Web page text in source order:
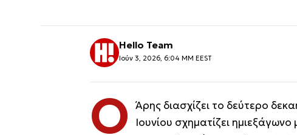
Hello Team
Ιούν 3, 2026, 6:04 ΜΜ EEST
Ο Άρης διασχίζει το δεύτερο
Ιουνίου σχηματίζει